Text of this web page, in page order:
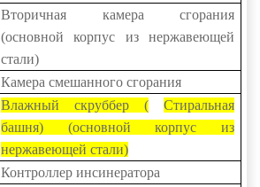
Вторичная камера сгорания
(основной корпус из нержавеющей
стали)
Камера смешанного сгорания
Влажный скруббер (
Стиральная
башня) (основной корпус из
нержавеющей стали)
Контроллер инсинератора